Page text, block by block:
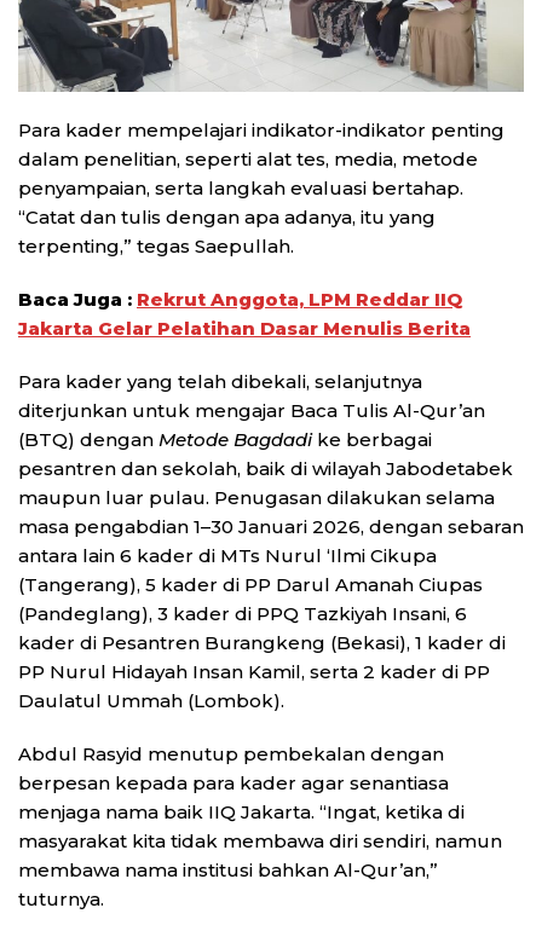
Para kader mempelajari indikator-indikator penting
dalam penelitian, seperti alat tes, media, metode
penyampaian, serta langkah evaluasi bertahap.
“Catat dan tulis dengan apa adanya, itu yang
terpenting,” tegas Saepullah.
Baca Juga : Rekrut Anggota, LPM Reddar IIQ
Jakarta Gelar Pelatihan Dasar Menulis Berita
Para kader yang telah dibekali, selanjutnya
diterjunkan untuk mengajar Baca Tulis Al-Qur’an
(BTQ) dengan Metode Bagdadike berbagai
pesantren dan sekolah, baik di wilayah Jabodetabek
maupun luar pulau. Penugasan dilakukan selama
masa pengabdian 1–30 Januari 2026, dengan sebaran
antara lain 6 kader di MTs Nurul ‘Ilmi Cikupa
(Tangerang), 5 kader di PP Darul Amanah Ciupas
(Pandeglang), 3 kader di PPQ Tazkiyah Insani, 6
kader di Pesantren Burangkeng (Bekasi), 1 kader di
PP Nurul Hidayah Insan Kamil, serta 2 kader di PP
Daulatul Ummah (Lombok).
Abdul Rasyid menutup pembekalan dengan
berpesan kepada para kader agar senantiasa
menjaga nama baik IIQ Jakarta. “Ingat, ketika di
masyarakat kita tidak membawa diri sendiri, namun
membawa nama institusi bahkan Al-Qur’an,”
tuturnya.